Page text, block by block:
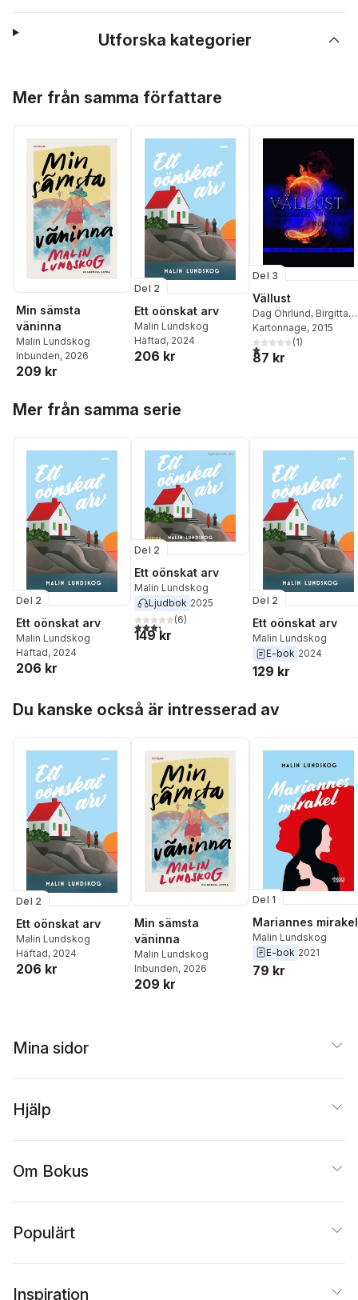
Utforska kategorier
Mer från samma författare
Min sämsta
väninna
Malin Lundskog
Inbunden, 2026
209 kr
Del 2
Ett oönskat arv
Malin Lundskog
Häftad, 2024
206 kr
Del 3
Vällust
Dag Öhrlund, Birgitta
Backlund,Catrine
Tollström,
Lars-Göran
Carina Cefa
Öhrlund,Per Berg
Mirjam Lindahl,Anna
Wahlgren,
Stefan
Wallner, Cecilie Östby
Jessika Devert, Carina
Aynsley,Michael Burlin
Ulrika Alenfelt,Jan
Björkman,Emelie
Kartonnage, 2015
1,0utav 5 stjärnor.
(1)
87 kr
Mer från samma serie
Del 2
Ett oönskat arv
Malin Lundskog
Häftad, 2024
206 kr
Del 2
Ett oönskat arv
Malin Lundskog
Ljudbok 2025
3,3utav 5 stjärnor. Totalt antal röster:
(6)
149 kr
Del 2
Ett oönskat arv
Malin Lundskog
E-bok 2024
129 kr
Du kanske också är intresserad av
Del 2
Ett oönskat arv
Malin Lundskog
Häftad, 2024
206 kr
Min sämsta
väninna
Malin Lundskog
Inbunden, 2026
209 kr
Del 1
Mariannes mirakel
Malin Lundskog
E-bok 2021
79 kr
Mina sidor
Hjälp
Om Bokus
Populärt
Inspiration